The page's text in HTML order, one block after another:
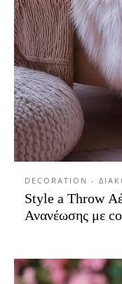
DECORATION -
Style a Throw
Ανανέωσης με